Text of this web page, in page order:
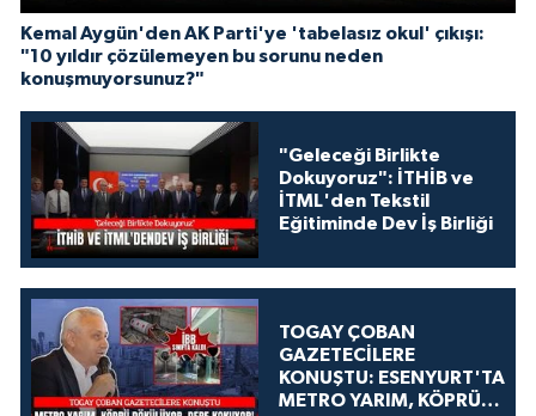
Kemal Aygün'den AK Parti'ye 'tabelasız okul' çıkışı:
"10 yıldır çözülemeyen bu sorunu neden
konuşmuyorsunuz?"
"Geleceği Birlikte
Dokuyoruz": İTHİB ve
İTML'den Tekstil
Eğitiminde Dev İş Birliği
TOGAY ÇOBAN
GAZETECİLERE
KONUŞTU: ESENYURT'TA
METRO YARIM, KÖPRÜ